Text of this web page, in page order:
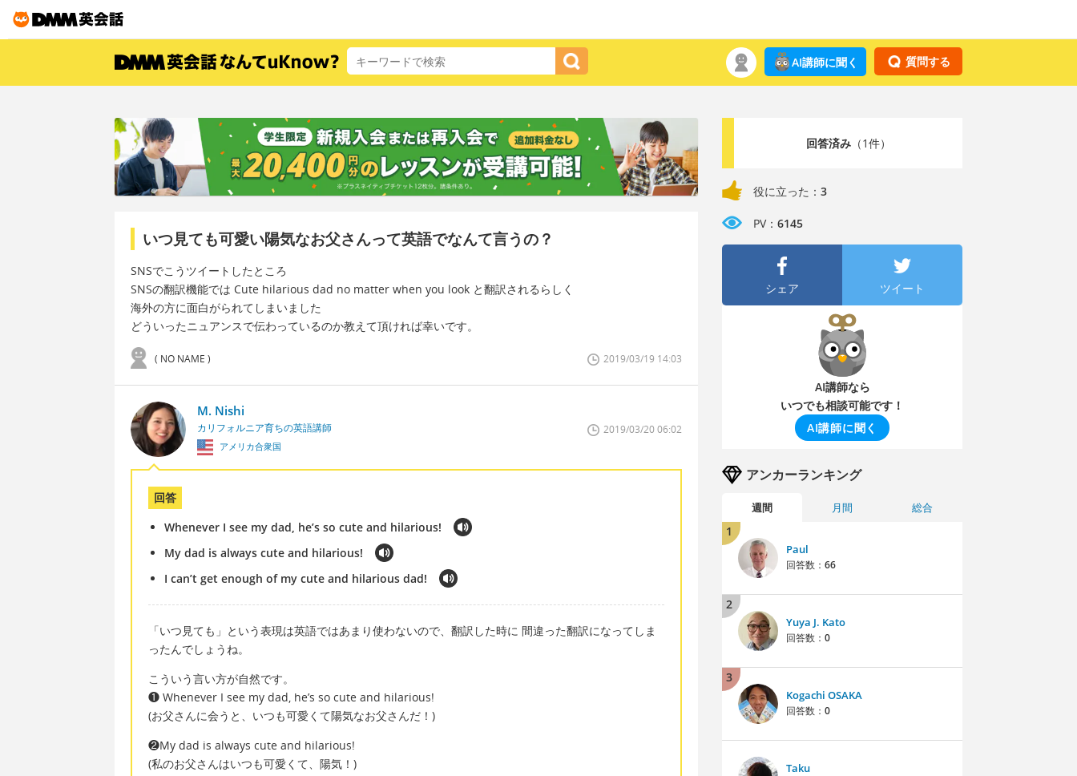
質問する
AI講師に聞く
いつ見ても可愛い陽気なお父さんって英語でなんて言うの？
SNSでこうツイートしたところ
SNSの翻訳機能では Cute hilarious dad no matter when you look と翻訳されるらしく
海外の方に面白がられてしまいました
どういったニュアンスで伝わっているのか教えて頂ければ幸いです。
( NO NAME ) 2019/03/19 14:03
M. Nishi
カリフォルニア育ちの英語講師
アメリカ合衆国
2019/03/20 06:02
回答
Whenever I see my dad, he’s so cute and hilarious!
My dad is always cute and hilarious!
I can’t get enough of my cute and hilarious dad!
「いつ見ても」という表現は英語ではあまり使わないので、翻訳した時に 間違った翻訳になってしま
ったんでしょうね。
こういう言い方が自然です。
❶ Whenever I see my dad, he’s so cute and hilarious!
(お父さんに会うと、いつも可愛くて陽気なお父さんだ！)
❷My dad is always cute and hilarious!
(私のお父さんはいつも可愛くて、陽気！)
回答済み（1件）
役に立った： 3
PV： 6145
シェア ツイート
AI講師なら
いつでも相談可能です！
AI講師に聞く
アンカーランキング
週間 月間 総合
1
Paul
回答数： 66
2
Yuya J. Kato
回答数： 0
3
Kogachi OSAKA
回答数： 0
Taku